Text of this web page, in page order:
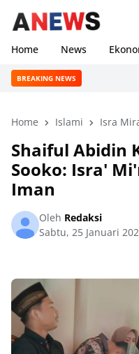
Home News
BREAKING NEWS
Home Islami Isra
Shaiful Abidin
Sooko: Isra'
Iman
Oleh Redaksi
Sabtu, 25 Januari